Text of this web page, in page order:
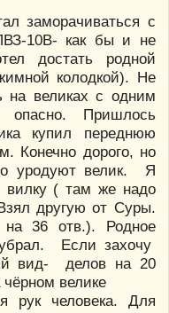
заморачиваться с
10В- как бы и не
достать родной
колодкой). Не
на великах с одним
Пришлось
купил переднюю
Конечно дорого, но
уродуют велик. Я
вилку ( там же надо
другую от Суры.
36 отв.). Родное
Если захочу
вид- делов на 20
велике
человека. Для